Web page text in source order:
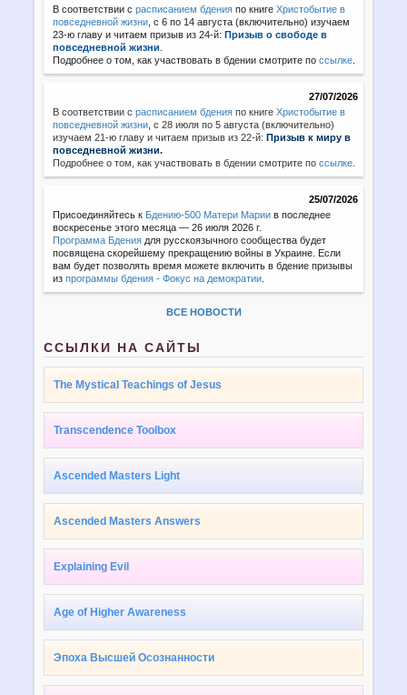
В соответствии срасписанием бдения по книгеХристобытие в
повседневной жизни , с 6 по 14 августа (включительно) изучаем
23-ю главу и читаем призыв из 24-й:Призыв о свободе в
повседневной жизни
Подробнее о том, как участвовать в бдении смотрите поссылке
27/07/2026
В соответствии с расписанием бдения по книгеХристобытие в
повседневной жизни с 28 июля по 5 августа (включительно)
изучаем 21-ю главу и читаем призыв из 22-й:Призыв к миру в
повседневной жизни.
Подробнее о том, как участвовать в бдении смотрите поссылке
25/07/2026
Присоединяйтесь к Бдению-500 Матери Марии в последнее
воскресенье этого месяца — 26 июля 2026 г.
Программа Бдения для русскоязычного сообщества будет
посвящена скорейшему прекращению войны в Украине. Если
вам будет позволять время можете включить в бдение призывы
изпрограммы бдения - Фокус на демократии
ВСЕ НОВОСТИ
ССЫЛКИ НА САЙТЫ
The Mystical Teachings of Jesus
Transcendence Toolbox
Ascended Masters Light
Ascended Masters Answers
Explaining Evil
Age of Higher Awareness
Эпоха Высшей Осознанности